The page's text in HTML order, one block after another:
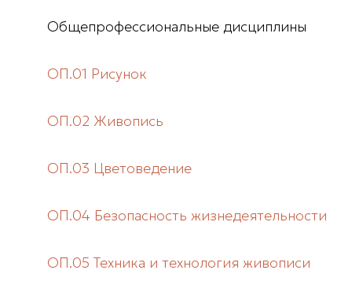
Общепрофессиональные дисциплины
ОП.01 Рисунок
ОП.02 Живопись
ОП.03 Цветоведение
ОП.04 Безопасность жизнедеятельности
ОП.05 Техника и технология живописи